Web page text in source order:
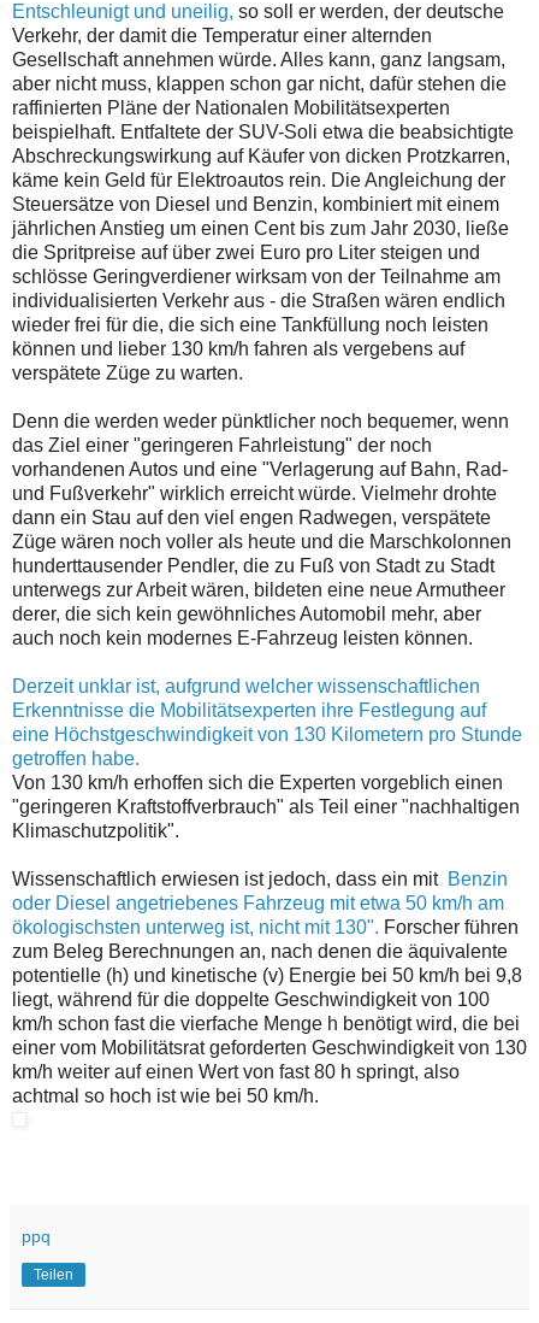
Entschleunigt und uneilig, so soll er werden, der deutsche
Verkehr, der damit die Temperatur einer alternden
Gesellschaft annehmen würde. Alles kann, ganz langsam,
aber nicht muss, klappen schon gar nicht, dafür stehen die
raffinierten Pläne der Nationalen Mobilitätsexperten
beispielhaft. Entfaltete der SUV-Soli etwa die beabsichtigte
Abschreckungswirkung auf Käufer von dicken Protzkarren,
käme kein Geld für Elektroautos rein. Die Angleichung der
Steuersätze von Diesel und Benzin, kombiniert mit einem
jährlichen Anstieg um einen Cent bis zum Jahr 2030, ließe
die Spritpreise auf über zwei Euro pro Liter steigen und
schlösse Geringverdiener wirksam von der Teilnahme am
individualisierten Verkehr aus - die Straßen wären endlich
wieder frei für die, die sich eine Tankfüllung noch leisten
können und lieber 130 km/h fahren als vergebens auf
verspätete Züge zu warten.
Denn die werden weder pünktlicher noch bequemer, wenn
das Ziel einer "geringeren Fahrleistung" der noch
vorhandenen Autos und eine "Verlagerung auf Bahn, Rad-
und Fußverkehr" wirklich erreicht würde. Vielmehr drohte
dann ein Stau auf den viel engen Radwegen, verspätete
Züge wären noch voller als heute und die Marschkolonnen
hunderttausender Pendler, die zu Fuß von Stadt zu Stadt
unterwegs zur Arbeit wären, bildeten eine neue Armutheer
derer, die sich kein gewöhnliches Automobil mehr, aber
auch noch kein modernes E-Fahrzeug leisten können.
Derzeit unklar ist, aufgrund welcher wissenschaftlichen
Erkenntnisse die Mobilitätsexperten ihre Festlegung auf
eine Höchstgeschwindigkeit von 130 Kilometern pro Stunde
getroffen habe.
Von 130 km/h erhoffen sich die Experten vorgeblich einen
"geringeren Kraftstoffverbrauch" als Teil einer "nachhaltigen
Klimaschutzpolitik".
Wissenschaftlich erwiesen ist jedoch, dass ein mit Benzin
oder Diesel angetriebenes Fahrzeug mit etwa 50 km/h am
ökologischsten unterweg ist, nicht mit 130". Forscher führen
zum Beleg Berechnungen an, nach denen die äquivalente
potentielle (h) und kinetische (v) Energie bei 50 km/h bei 9,8
liegt, während für die doppelte Geschwindigkeit von 100
km/h schon fast die vierfache Menge h benötigt wird, die bei
einer vom Mobilitätsrat geforderten Geschwindigkeit von 130
km/h weiter auf einen Wert von fast 80 h springt, also
achtmal so hoch ist wie bei 50 km/h.
ppq
Teilen